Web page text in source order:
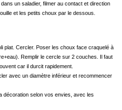
un saladier, filmer au contact et direction
et les petits choux par le dessous.
plat. Cercler. Poser les choux face craquelé à
Remplir le cercle sur 2 couches. Il faut
car il durcit rapidement.
avec un diamètre inférieur et recommencer
décoration selon vos envies, avec les